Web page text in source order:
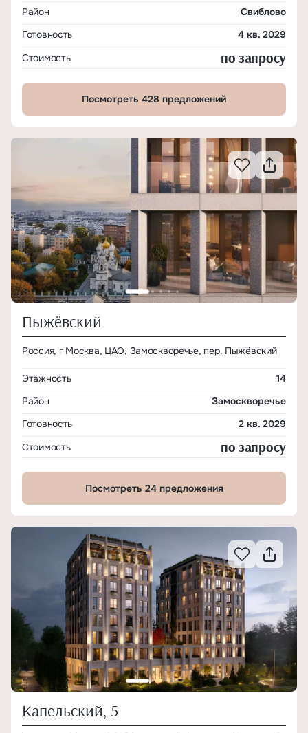
Район
Свиблово
Готовность
4 кв. 2029
Стоимость
по запросу
Посмотреть 428 предложений
Пыжёвский
Россия, г Москва, ЦАО, Замоскворечье, пер. Пыжёвский
Этажность
14
Район
Замоскворечье
Готовность
2 кв. 2029
Стоимость
по запросу
Посмотреть 24 предложения
Капельский, 5